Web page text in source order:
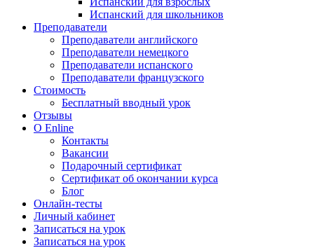
Испанский для школьников
Преподаватели
Преподаватели английского
Преподаватели немецкого
Преподаватели испанского
Преподаватели французского
Стоимость
Бесплатный вводный урок
Отзывы
О Enline
Контакты
Вакансии
Подарочный сертификат
Сертификат об окончании курса
Блог
Онлайн-тесты
Личный кабинет
Записаться на урок
Записаться на урок